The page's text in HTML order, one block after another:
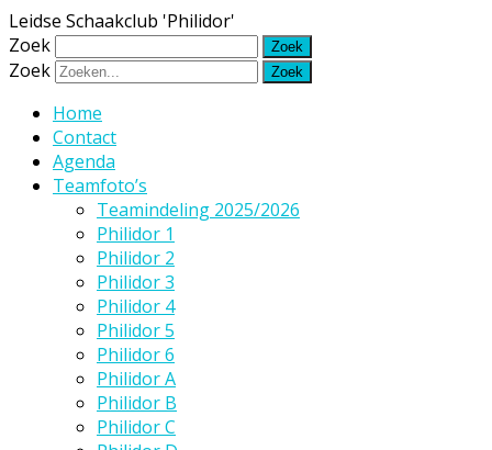
Leidse Schaakclub 'Philidor'
Zoek
Zoek
Home
Contact
Agenda
Teamfoto’s
Teamindeling 2025/2026
Philidor 1
Philidor 2
Philidor 3
Philidor 4
Philidor 5
Philidor 6
Philidor A
Philidor B
Philidor C